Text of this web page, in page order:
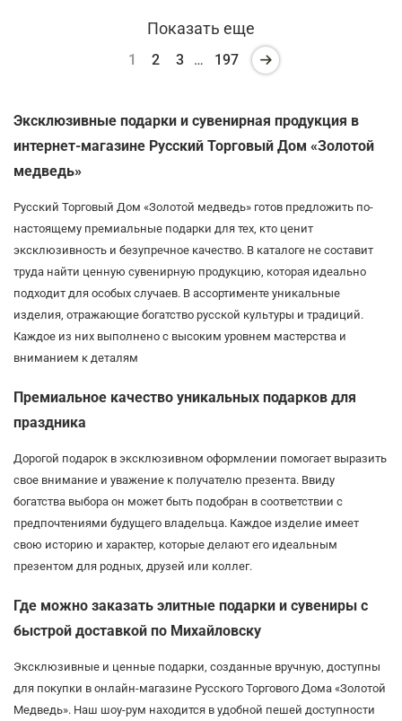
Показать еще
1 2 3 … 197
Эксклюзивные подарки и сувенирная продукция в
интернет-магазине Русский Торговый Дом «Золотой
медведь»
Русский Торговый Дом «Золотой медведь» готов предложить по-
настоящему премиальные подарки для тех, кто ценит
эксклюзивность и безупречное качество. В каталоге не составит
труда найти ценную сувенирную продукцию, которая идеально
подходит для особых случаев. В ассортименте уникальные
изделия, отражающие богатство русской культуры и традиций.
Каждое из них выполнено с высоким уровнем мастерства и
вниманием к деталям
Премиальное качество уникальных подарков для
праздника
Дорогой подарок в эксклюзивном оформлении помогает выразить
свое внимание и уважение к получателю презента. Ввиду
богатства выбора он может быть подобран в соответствии с
предпочтениями будущего владельца. Каждое изделие имеет
свою историю и характер, которые делают его идеальным
презентом для родных, друзей или коллег.
Где можно заказать элитные подарки и сувениры с
быстрой доставкой по Михайловску
Эксклюзивные и ценные подарки, созданные вручную, доступны
для покупки в онлайн-магазине Русского Торгового Дома «Золотой
Медведь». Наш шоу-рум находится в удобной пешей доступности